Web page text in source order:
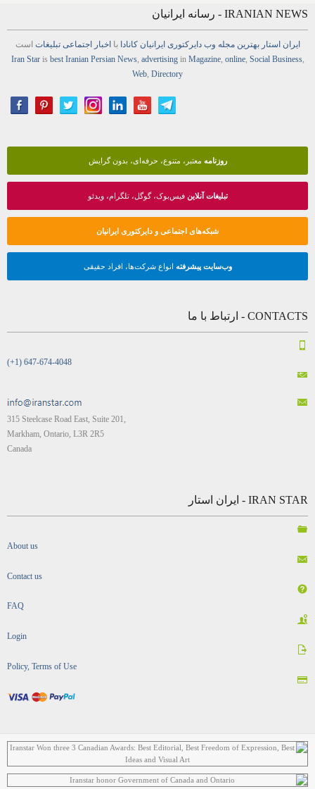
IRANIAN NEWS - رسانه ایرانیان
ایران استار بهترین مجله وب دایرکتوری ایرانیان کانادا بااخبار اجتماعی تبلیغات است
Iran Staris best Iranian Persian News, advertisingin Magazine, online, Social Business,
Web Directory
روزنامه معتبر، متنوع، حرفه‌ای، بدون گرایش
تبلیغات آنلاینفیس‌بوک، گوگل، تلگرام، ویدئو
شبکه‌های اجتماعی و دایرکتوری ایرانیان
وب‌سایت پیشرفته انواع شرکت‌ها، افراد حقیقی
CONTACTS - ارتباط با ما
(+1) 647-674-4048
315 Steelcase Road East, Suite 201,
Markham, Ontario, L3R 2R5
Canada
IRAN STAR - ایران استار
About us
Contact us
FAQ
Login
Policy, Terms of Use